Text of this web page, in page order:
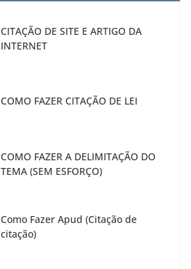
CITAÇÃO DE SITE E ARTIGO DA
INTERNET
COMO FAZER CITAÇÃO DE LEI
COMO FAZER A DELIMITAÇÃO DO
TEMA (SEM ESFORÇO)
Como Fazer Apud (Citação de
citação)